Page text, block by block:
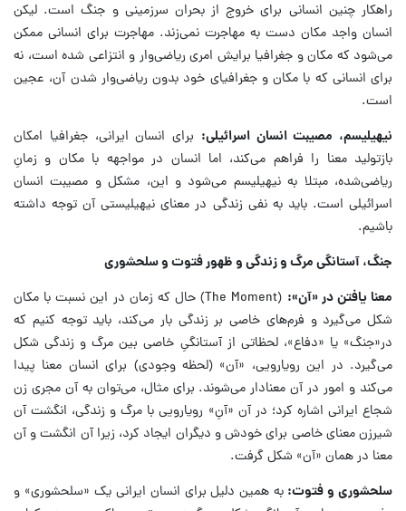
راهکار چنین انسانی برای خروج از بحران سرزمینی و جنگ است. لیکن
انسان واجد مکان دست به مهاجرت نمی‌زند. مهاجرت برای انسانی ممکن
می‌شود که مکان و جغرافیا برایش امری ریاضی‌وار و انتزاعی شده است، نه
برای انسانی که با مکان و جغرافیای خود بدون ریاضی‌وار شدن آن، عجین
است.
نیهیلیسم، مصیبت انسان اسرائیلی: برای انسان ایرانی، جغرافیا امکان
بازتولید معنا را فراهم می‌کند، اما انسان در مواجهه با مکان و زمانِ
ریاضی‌شده، مبتلا به نیهیلیسم می‌شود و این، مشکل و مصیبت انسان
اسرائیلی است. باید به نفی زندگی در معنای نیهیلیستی آن توجه داشته
باشیم.
جنگ، آستانگی مرگ و زندگی و ظهور فتوت و سلحشوری
معنا یافتن در «آن»:
(The Moment) حال که زمان در این نسبت با مکان
شکل می‌گیرد و فرم‌های خاصی بر زندگی بار می‌کند، باید توجه کنیم که
در«جنگ» یا «دفاع»، لحظاتی از آستانگیِ خاصی بین مرگ و زندگی شکل
می‌گیرد. در این رویارویی، «آن» (لحظه وجودی) برای انسان معنا پیدا
می‌کند و امور در آن معنادار می‌شوند. برای مثال، می‌توان به آن مجری زن
شجاع ایرانی اشاره کرد؛ در آن «آنِ» رویارویی با مرگ و زندگی، انگشت آن
شیرزن معنای خاصی برای خودش و دیگران ایجاد کرد، زیرا آن انگشت و آن
معنا در همان «آن» شکل گرفت.
سلحشوری و فتوت: به همین دلیل برای انسان ایرانی یک «سلحشوری» و